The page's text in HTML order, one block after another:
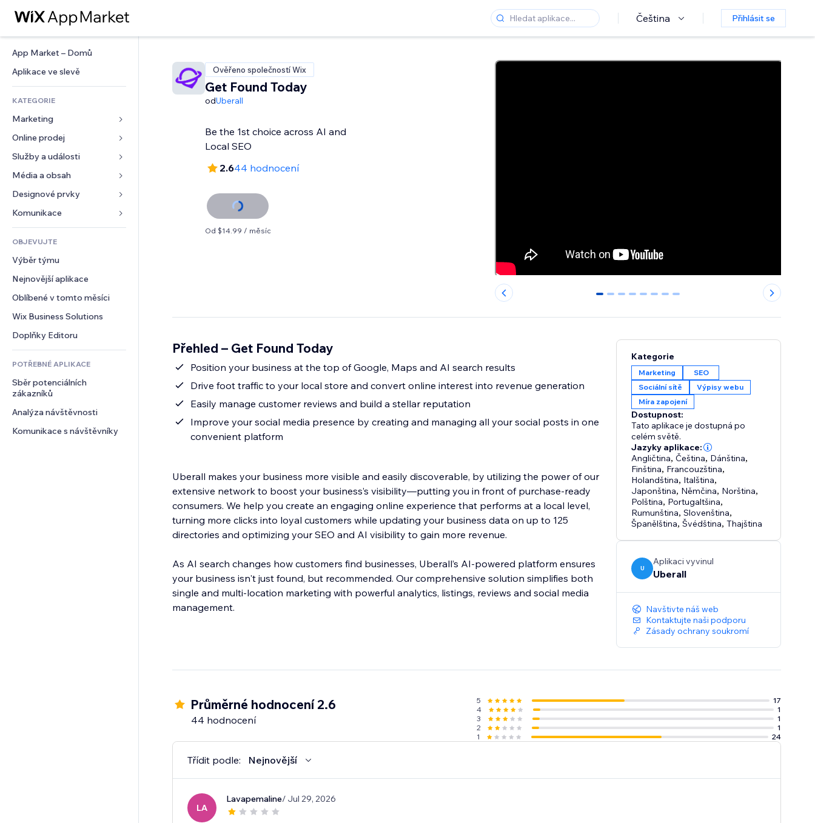
Čeština Přihlásit se
App Market – Domů
Aplikace ve slevě
KATEGORIE
Marketing
Reklamy
Mobilní zařízení
Analytika
Výpisy webu
E‑mail
Online prodej
Aplikace pro obchody
Doprava a doručení
Tlačítka pro prodej
Účetnictví
Kupóny a věrnostní programy
Skladování
Jídlo a nápoje
Služby a události
Ubytování
Události
Restaurace
Nemovitosti
Rezervace
Média a obsah
Galerie
Hudba
Podcasty
Fotografie
Video
PDF
Sdílení souborů
Novinky
Designové prvky
Mapy a navigace
Soukromí a bezpečnost
Hodiny
Šablony stránek
Efekty pro obrázky
Tlačítka a nabídky
Bannery a odznaky
Kalkulačky
Vyhledávání
Počasí
Tabulky a grafy
Formuláře
Ankety
Chat
Komentáře
Telefon
Komunita
Reference a recenze
CRM
OBJEVUJTE
Výběr týmu
Nejnovější aplikace
Oblíbené v tomto měsíci
Wix Business Solutions
Doplňky Editoru
POTŘEBNÉ APLIKACE
Sběr potenciálních
zákazníků
Analýza návštěvnosti
Komunikace s návštěvníky
Ověřeno společností Wix
Get Found Today
odUberall
Be the 1st choice across AI and
Local SEO
2.644 hodnocení
Od $14.99 / měsíc
0 1 2 3 4 5 6 7
Přehled – Get Found Today
Position your business at the top of Google, Maps and AI search results
Drive foot traffic to your local store and convert online interest into revenue generation
Easily manage customer reviews and build a stellar reputation
Improve your social media presence by creating and managing all your social posts in one
convenient platform
Uberall makes your business more visible and easily discoverable, by utilizing the power of our
extensive network to boost your business’s visibility—putting you in front of purchase-ready
consumers. We help you create an engaging online experience that performs at a local level,
turning more clicks into loyal customers while updating your business data on up to 125
directories and optimizing your SEO and AI visibility to gain more revenue.
As AI search changes how customers find businesses, Uberall’s AI-powered platform ensures
your business isn't just found, but recommended. Our comprehensive solution simplifies both
single and multi-location marketing with powerful analytics, listings, reviews and social media
management.
Kategorie
Marketing
SEO
Sociální sítě
Výpisy webu
Míra zapojení
Dostupnost:
Tato aplikace je dostupná po
celém světě.
Jazyky aplikace:
Angličtina,Čeština, Dánština,
Finština, Francouzština,
Holandština, Italština,
Japonština, Němčina, Norština,
Polština, Portugaltšina,
Rumunština,Slovenština,
Španělština,Švédština,Thajština
U
Aplikaci vyvinul
Uberall
Navštivte náš web
Kontaktujte naši podporu
Zásady ochrany soukromí
Průměrné hodnocení 2.6
44 hodnocení
5
17
4
1
3
1
2
1
1
24
Třídit podle: Nejnovější
LA
Lavapemaline/ Jul 29, 2026